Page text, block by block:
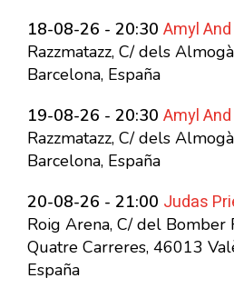
18-08-26 - 20:30 Amyl
Razzmatazz, C/ dels
Barcelona, España
19-08-26 - 20:30 Amyl
Razzmatazz, C/ dels
Barcelona, España
20-08-26 - 21:00 Judas
Roig Arena, C/ del Bomber
Quatre Carreres, 46013
España